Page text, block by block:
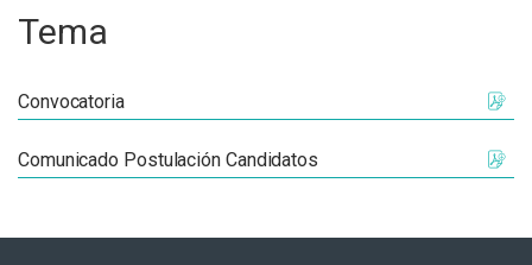
Tema
Convocatoria
Comunicado Postulación Candidatos